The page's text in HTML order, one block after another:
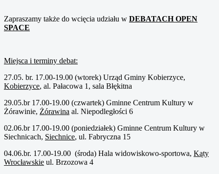
Zapraszamy także do wcięcia udziału w DEBATACH OPEN
SPACE
Miejsca i terminy debat:
27.05. br. 17.00-19.00 (wtorek) Urząd Gminy Kobierzyce,
Kobierzyce, al. Pałacowa 1, sala Błękitna
29.05.br 17.00-19.00 (czwartek) Gminne Centrum Kultury w
Żórawinie, Żórawina al. Niepodległości 6
02.06.br 17.00-19.00 (poniedziałek) Gminne Centrum Kultury w
Siechnicach, Siechnice, ul. Fabryczna 15
04.06.br. 17.00-19.00 (środa) Hala widowiskowo-sportowa, Kąty
Wrocławskie ul. Brzozowa 4